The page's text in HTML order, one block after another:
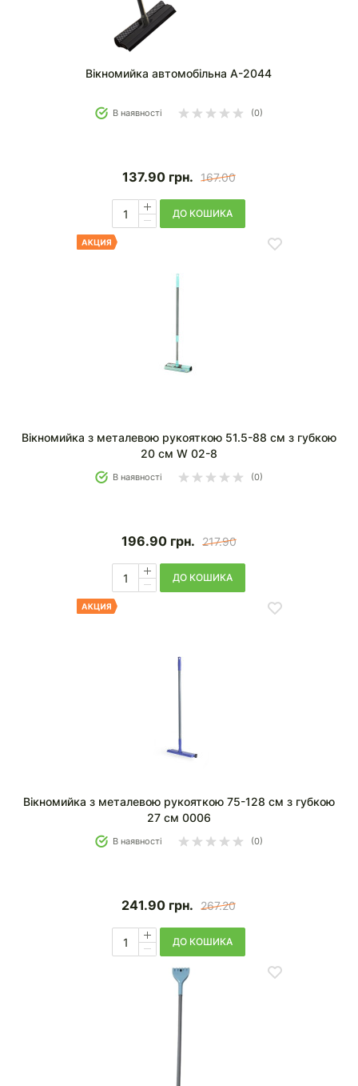
Вікномийка автомобільна А-2044
В наявності (0)
137.90 грн. 167.00
ДО КОШИКА
Вікномийка з металевою рукояткою 51.5-88 см з губкою
20 см W 02-8
В наявності (0)
196.90 грн. 217.90
ДО КОШИКА
Вікномийка з металевою рукояткою 75-128 см з губкою
27 см 0006
В наявності (0)
241.90 грн. 267.20
ДО КОШИКА